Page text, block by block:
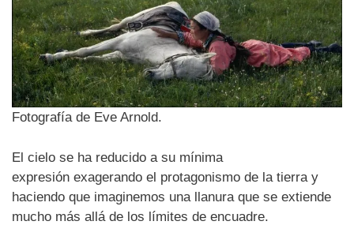
Fotografía de Eve Arnold.
El cielo se ha reducido a su mínima
expresión exagerando el protagonismo de la tierra y
haciendo que imaginemos una llanura que se extiende
mucho más allá de los límites de encuadre.